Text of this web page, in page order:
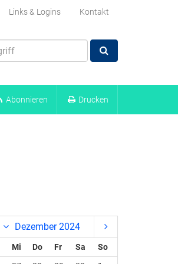
Links & Logins Kontakt
Abonnieren Drucken
Dezember 2024
Mi Do Fr Sa
So